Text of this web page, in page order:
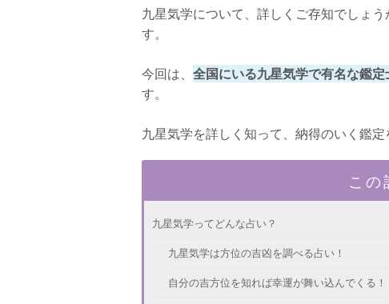
九星気学について、詳しくご存知でしょ
す。
今回は、 全国にいる九星気学で有名な鑑定
す。
九星気学を詳しく知って、納得のいく鑑定
この
九星気学ってどんな占い？
九星気学は方位の吉凶を調べる占い！
自分の吉方位を知れば幸運が舞い込んでくる！